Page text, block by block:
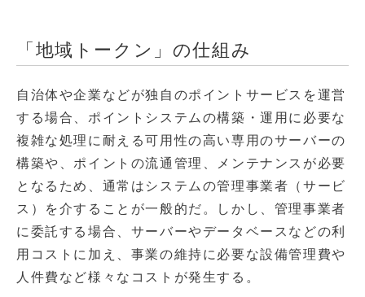
「地域トークン」の仕組み
自治体や企業などが独自のポイントサービスを運営
する場合、ポイントシステムの構築・運用に必要な
複雑な処理に耐える可用性の高い専用のサーバーの
構築や、ポイントの流通管理、メンテナンスが必要
となるため、通常はシステムの管理事業者（サービ
ス）を介することが一般的だ。しかし、管理事業者
に委託する場合、サーバーやデータベースなどの利
用コストに加え、事業の維持に必要な設備管理費や
人件費など様々なコストが発生する。